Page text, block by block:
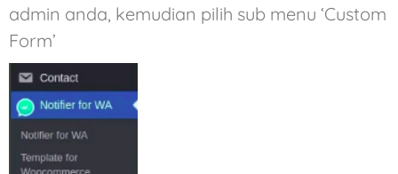
admin anda, kemudian pilih sub menu ‘Custom
Form’